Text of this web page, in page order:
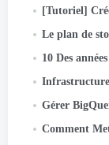
[Tutoriel] Créer
Le plan de
10 Des
Infrastructure respectueuse
Gérer BigQuery avec
Comment Meta